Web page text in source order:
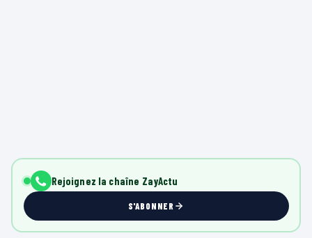
Rejoignez la chaîne ZayActu
S'ABONNER